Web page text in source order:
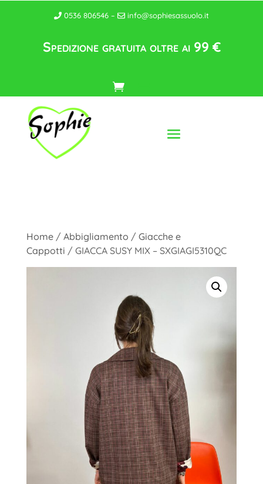
0536 806546 – info@sophiesassuolo.it
Spedizione gratuita oltre ai 99 €
Home/ Abbigliamento / Giacche e
Cappotti / GIACCA SUSY MIX – SXGIAGI5310QC